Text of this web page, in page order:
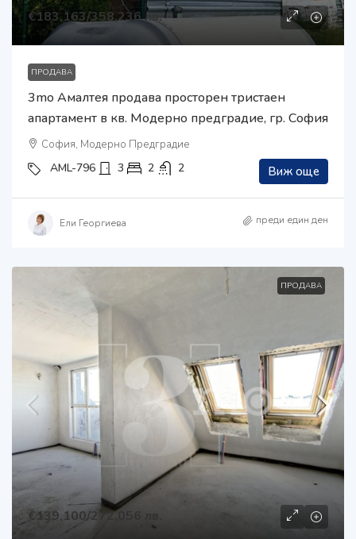
€183,163/358,236 лв.
ПРОДАВА
3mo Амалтея продава просторен тристаен
апартамент в кв. Модерно предградие, гр. София
София, Модерно Предградие
AML-796 3 2 2 Виж още
Ели Георгиева преди един ден
ПРОДАВА
€139,100/272,056 лв.